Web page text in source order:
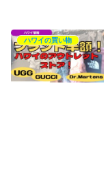
ハワイの買い物